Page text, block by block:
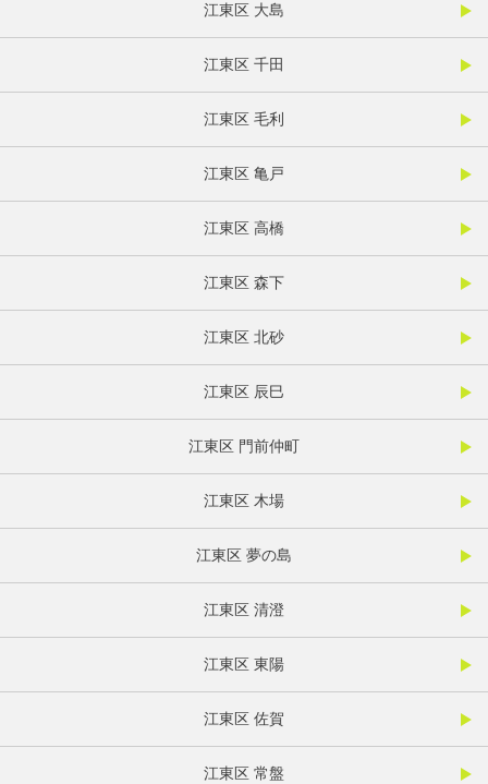
江東区 大島
江東区 千田
江東区 毛利
江東区 亀戸
江東区 高橋
江東区 森下
江東区 北砂
江東区 辰巳
江東区 門前仲町
江東区 木場
江東区 夢の島
江東区 清澄
江東区 東陽
江東区 佐賀
江東区 常盤